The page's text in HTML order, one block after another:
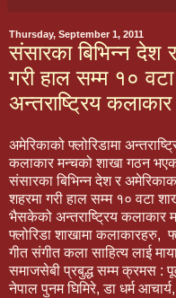
Thursday, September 1, 2011
संसारका बिभिन्न देश
गरी हाल सम्म १०
अन्तराष्ट्रिय
अमेरिकाको फ्लोरिडामा
कलाकार मन्चको शाखा गठन
संसारका बिभिन्न देश र
शहरमा गरी हाल सम्म १० वटा
भैसकेको अन्तराष्ट्रिय कलाकार
फ्लोरिडा शाखामा कलाकारहरु,
गीत संगीत कला साहित्य लाई
समाजसेबी प्रबुद्ध सम्म क्रमस :
नेपाल पुनम घिमिरे, डा धर्म